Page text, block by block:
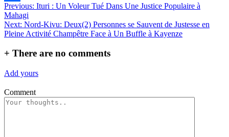
Partager
Navigation
de
l’article
Previous: Ituri : Un Voleur Tué Dans Une Justice Populaire à
Mahagi
Next: Nord-Kivu: Deux(2) Personnes se Sauvent de Justesse en
Pleine Activité Champêtre Face à Un Buffle à Kayenze
+ There are no comments
Add yours
Comment